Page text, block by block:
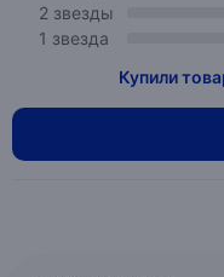
2 звезды
1 звезда
Купили